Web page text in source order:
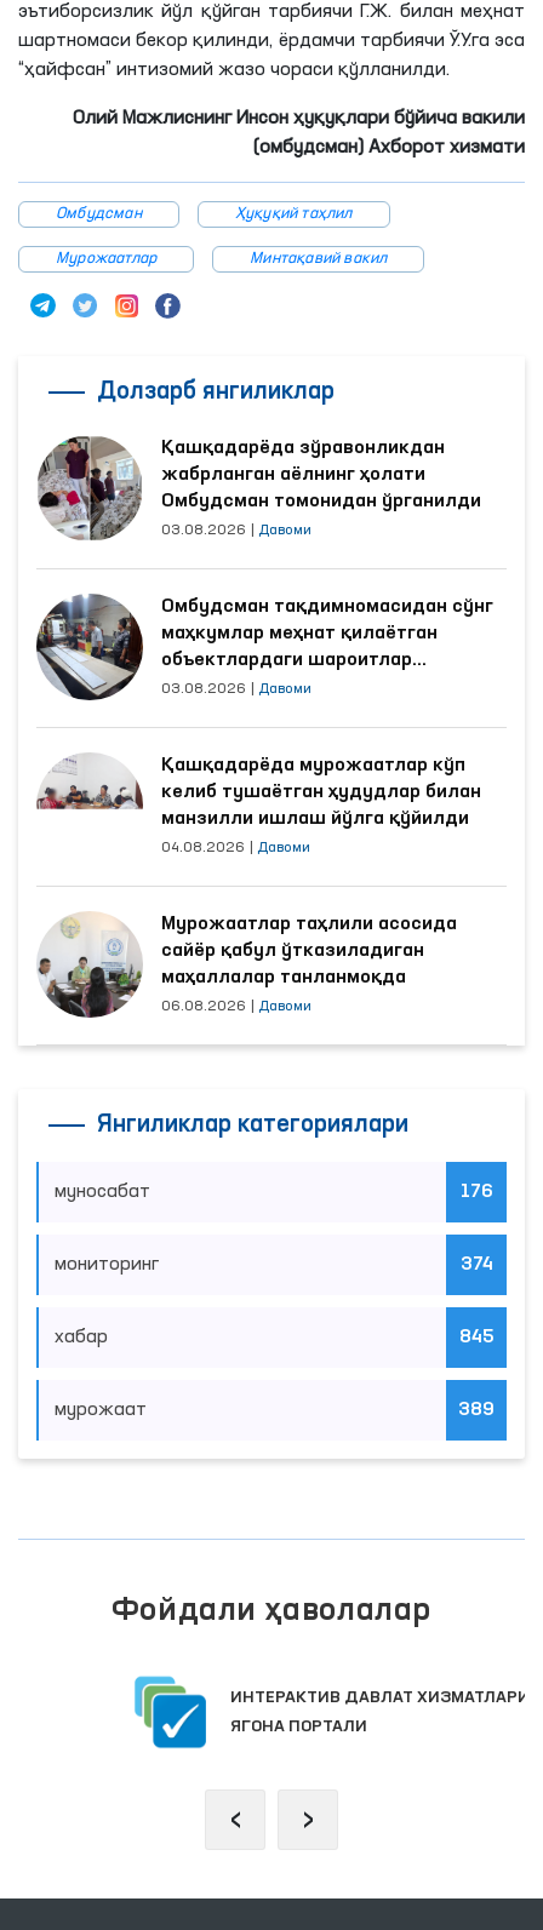
эътиборсизлик йўл қўйган тарбиячиГ.Ж. билан меҳнат
шартномаси бекор қилинди, ёрдамчи тарбиячи Ў.У.га эса
“ҳайфсан” интизомий жазо чораси қўлланилди.
Олий Мажлиснинг Инсон ҳуқуқлари бўйича вакили
(омбудсман) Ахборот хизмати
Омбудсман Ҳуқуқий таҳлил
Мурожаатлар Минтақавий вакил
Долзарб янгиликлар
Қашқадарёда зўравонликдан
жабрланган аёлнинг ҳолати
Омбудсман томонидан ўрганилди
03.08.2026 | Давоми
Омбудсман тақдимномасидан сўнг
маҳкумлар меҳнат қилаётган
объектлардаги шароитлар
яхшиланди
03.08.2026 | Давоми
Қашқадарёда мурожаатлар кўп
келиб тушаётган ҳудудлар билан
манзилли ишлаш йўлга қўйилди
04.08.2026 | Давоми
Мурожаатлар таҳлили асосида
сайёр қабул ўтказиладиган
маҳаллалар танланмоқда
06.08.2026 | Давоми
Янгиликлар категориялари
муносабат 176
мониторинг 374
хабар 845
мурожаат 389
Фойдали ҳаволалар
ИНТЕРАКТИВ ДАВЛАТ ХИЗМАТЛАРИ
ЯГОНА ПОРТАЛИ
‹ ›